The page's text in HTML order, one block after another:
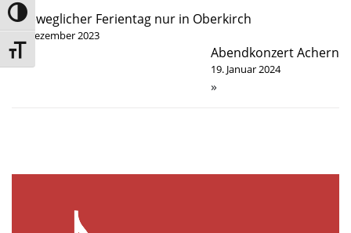
Umschalten auf hohe Kontraste
Schrift vergrößern
«beweglicher Ferientag nur in Oberkirch
22. Dezember 2023
Abendkonzert Achern
19. Januar 2024
»